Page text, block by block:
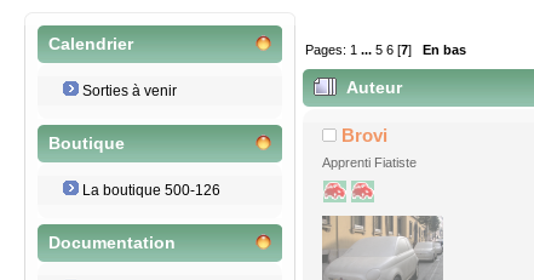
Calendrier
Sorties à venir
Boutique
La boutique 500-126
Documentation
Pages: 1 ...5 6 [7] En bas
Auteur
Brovi
Apprenti Fiatiste